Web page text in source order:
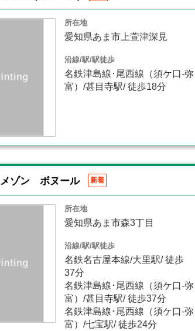
所在地
愛知県あま市上萱津深見
沿線/駅/駅徒歩
名鉄津島線･尾西線（須ケ口-弥
富）/甚目寺駅/ 徒歩18分
メゾン ボヌール 新着
所在地
愛知県あま市森3丁目
沿線/駅/駅徒歩
名鉄名古屋本線/大里駅/ 徒歩
37分
名鉄津島線･尾西線（須ケ口-弥
富）/甚目寺駅/ 徒歩37分
名鉄津島線･尾西線（須ケ口-弥
富）/七宝駅/ 徒歩24分